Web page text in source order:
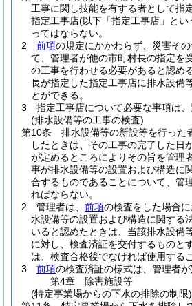
工事に関し技能を有する者として指
指定工事店(以下「指定工事店」とい
ってはならない。
2
前項の規定にかかわらず、災害そ
て、管理者が他の市町村長の指定を
の工事を行わせる必要があると認め
長が指定した指定工事店に排水設備
とができる。
3
指定工事店について必要な事項は、
(排水設備等の工事の検査)
第10条
排水設備等の新設等を行った
したときは、その工事の完了した日
が定めるところによりその旨を管理
事が排水設備等の設置および構造に
合するものであることについて、管
ればならない。
2
管理者は、 前項の検査をした場合
水設備等の設置および構造に関する
いると認めたときは、当該排水設備
に対し、検査済証を交付するものとす
は、検査合格後でなければ使用する
3
前項の検査済証の様式は、管理者が
第4章
除害施設等
(特定事業場からの下水の排除の制限)